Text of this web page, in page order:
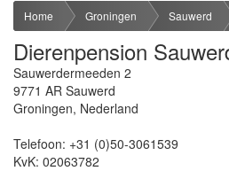
Home Groningen Sauwerd
Dierenpension
Sauwerdermeeden 2
9771 AR Sauwerd
Groningen, Nederland
Telefoon: +31 (0)50-3061539
KvK: 02063782